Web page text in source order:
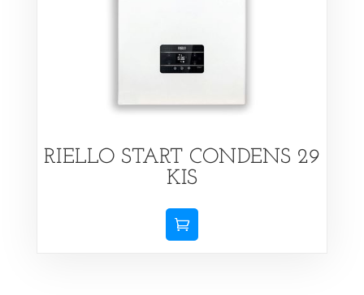
RIELLO START CONDENS 29
KIS